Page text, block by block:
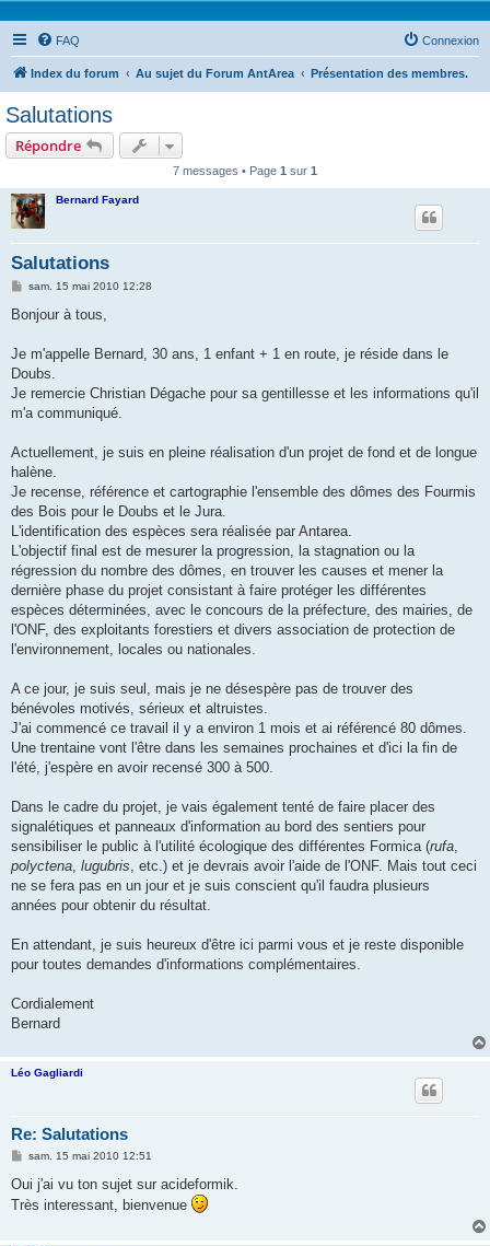
FAQ Connexion
Index du forum Au sujet du Forum AntArea Présentation des membres.
Salutations
Répondre
7 messages • Page 1 sur 1
Bernard Fayard
Salutations
M
s
g
sam. 15 mai 2010 12:28
Bonjour à tous,
Je m'appelle Bernard, 30 ans, 1 enfant + 1 en route, je réside dans le
Doubs.
Je remercie Christian Dégache pour sa gentillesse et les informations qu'il
m'a communiqué.
Actuellement, je suis en pleine réalisation d'un projet de fond et de longue
halène.
Je recense, référence et cartographie l'ensemble des dômes des Fourmis
des Bois pour le Doubs et le Jura.
L'identification des espèces sera réalisée par Antarea.
L'objectif final est de mesurer la progression, la stagnation ou la
régression du nombre des dômes, en trouver les causes et mener la
dernière phase du projet consistant à faire protéger les différentes
espèces déterminées, avec le concours de la préfecture, des mairies, de
l'ONF, des exploitants forestiers et divers association de protection de
l'environnement, locales ou nationales.
A ce jour, je suis seul, mais je ne désespère pas de trouver des
bénévoles motivés, sérieux et altruistes.
J'ai commencé ce travail il y a environ 1 mois et ai référencé 80 dômes.
Une trentaine vont l'être dans les semaines prochaines et d'ici la fin de
l'été, j'espère en avoir recensé 300 à 500.
Dans le cadre du projet, je vais également tenté de faire placer des
signalétiques et panneaux d'information au bord des sentiers pour
sensibiliser le public à l'utilité écologique des différentes Formica (rufa,
polyctena, lugubris, etc.) et je devrais avoir l'aide de l'ONF. Mais tout ceci
ne se fera pas en un jour et je suis conscient qu'il faudra plusieurs
années pour obtenir du résultat.
En attendant, je suis heureux d'être ici parmi vous et je reste disponible
pour toutes demandes d'informations complémentaires.
Cordialement
Bernard
Léo Gagliardi
Re: Salutations
M
s
a
sam. 15 mai 2010 12:51
Oui j'ai vu ton sujet sur acideformik.
Très interessant, bienvenue